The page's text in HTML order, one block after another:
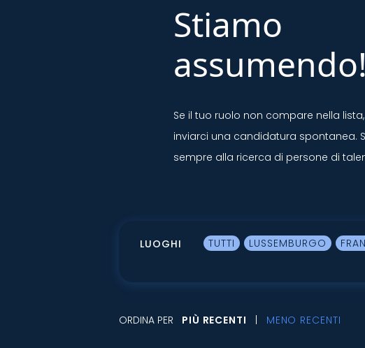
Stiamo
assumendo!
Se il tuo ruolo non compare nella
inviarci una candidatura spontanea.
sempre alla ricerca di persone di
LUOGHI TUTTI LUSSEMBURGO
ORDINA PER PIÙ RECENTI MENO RECENTI